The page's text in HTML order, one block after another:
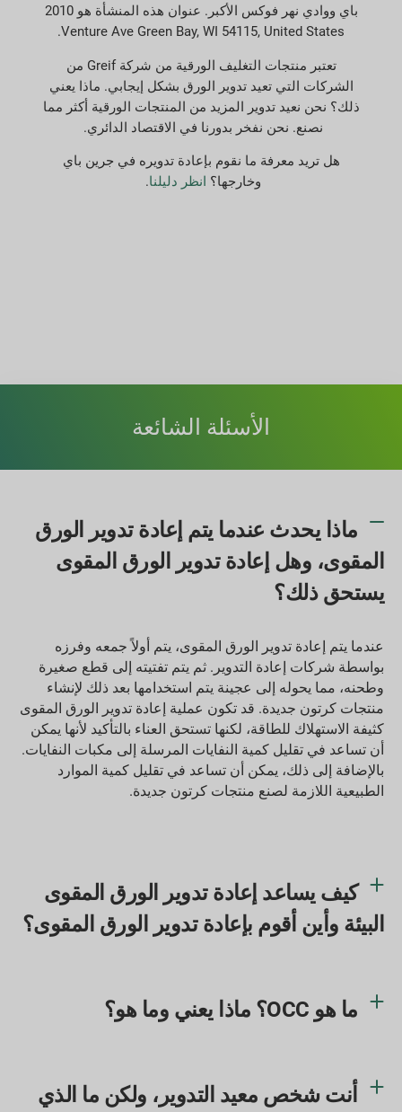
باي ووادي نهر فوكس الأكبر. عنوان هذه المنشأة هو 2010
Venture Ave Green Bay, WI 54115, United States.
تعتبر منتجات التغليف الورقية من شركة Greif من
الشركات التي تعيد تدوير الورق بشكل إيجابي. ماذا يعني
ذلك؟ نحن نعيد تدوير المزيد من المنتجات الورقية أكثر مما
نصنع. نحن نفخر بدورنا في الاقتصاد الدائري.
هل تريد معرفة ما نقوم بإعادة تدويره في جرين باي
وخارجها؟ انظر دليلنا.
الأسئلة الشائعة
ماذا يحدث عندما يتم إعادة تدوير الورق
المقوى، وهل إعادة تدوير الورق المقوى
يستحق ذلك؟
عندما يتم إعادة تدوير الورق المقوى، يتم أولاً جمعه وفرزه
بواسطة شركات إعادة التدوير. ثم يتم تفتيته إلى قطع صغيرة
وطحنه، مما يحوله إلى عجينة يتم استخدامها بعد ذلك لإنشاء
منتجات كرتون جديدة. قد تكون عملية إعادة تدوير الورق المقوى
كثيفة الاستهلاك للطاقة، لكنها تستحق العناء بالتأكيد لأنها يمكن
أن تساعد في تقليل كمية النفايات المرسلة إلى مكبات النفايات.
بالإضافة إلى ذلك، يمكن أن تساعد في تقليل كمية الموارد
الطبيعية اللازمة لصنع منتجات كرتون جديدة.
كيف يساعد إعادة تدوير الورق المقوى
البيئة وأين أقوم بإعادة تدوير الورق المقوى؟
ما هو OCC؟ ماذا يعني وما هو؟
أنت شخص معيد التدوير، ولكن ما الذي